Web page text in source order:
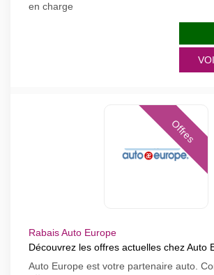
en charge
Offres
Rabais Auto Europe
Découvrez les offres actuelles chez Auto
Auto Europe est votre partenaire auto.